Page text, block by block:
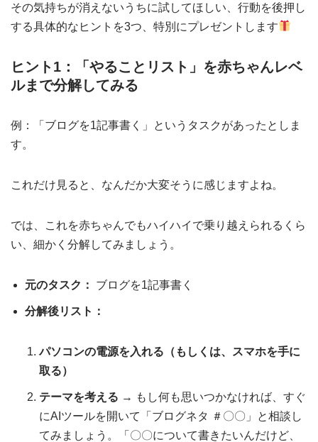
その気持ちが消えないうちに試してほしい、行動を後押し
する具体的なヒントを3つ、特別にプレゼントします
ヒント1：「やることリスト」を赤ちゃんレベ
ルまで分解してみる
例：「ブログを1記事書く」というタスクがあったとしま
す。
これだけ見ると、なんだか大変そうに感じますよね。
では、これを赤ちゃんでもハイハイで乗り越えられるくら
い、細かく分解してみましょう。
元のタスク： ブログを1記事書く
分解後リスト：
パソコンの電源を入れる（もしくは、スマホを手に
取る）
テーマを考える → もし何も思いつかなければ、すぐ
にAIツールを開いて「ブログネタ ＃〇〇」と相談し
てみましょう。「〇〇について書きたいんだけど、